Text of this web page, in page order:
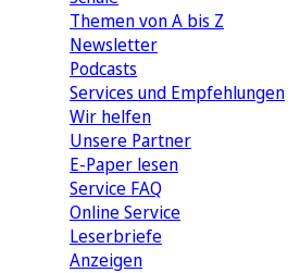
Themen von A bis Z
Newsletter
Podcasts
Services und Empfehlungen
Wir helfen
Unsere Partner
E-Paper lesen
Service FAQ
Online Service
Leserbriefe
Anzeigen